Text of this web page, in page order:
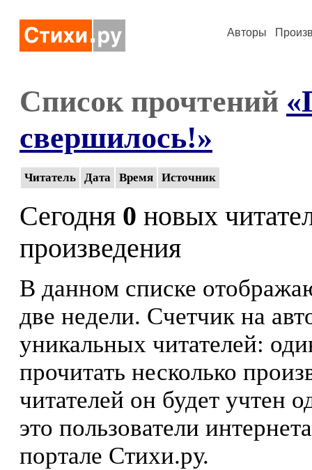
Авторы
Список прочтений
свершилось!»
Читатель Дата Время Источник
Сегодня 0 новых
произведения
В данном списке
две недели. Счетчик на
уникальных читателей:
прочитать несколько
читателей он будет учтен
это пользователи
портале Стихи.ру.